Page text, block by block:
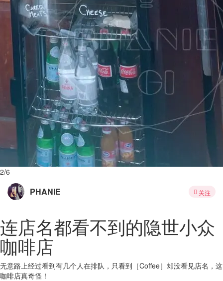
3/6
PHANIE 关注
连店名都看不到的隐世小众
咖啡店
无意路上经过看到有几个人在排队，只看到［Coffee］却没看见店名，这
咖啡店真奇怪！